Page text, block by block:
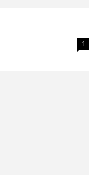
1